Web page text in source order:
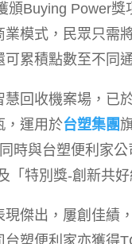
頒Buying Power
模式，民眾只需
累積點數至不同
回收機案場，已
，運用於台塑集團
時與台塑便利家
「特別獎-創新共好
傑出，屢創佳績